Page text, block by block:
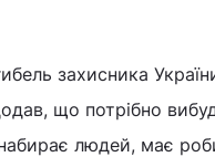
захисника
що потрібно
людей, має